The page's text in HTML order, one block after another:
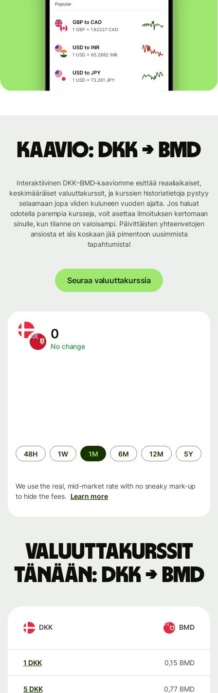
Kaavio: DKK → BMD
Interaktiivinen DKK–BMD-kaaviomme esittää reaaliaikaiset,
keskimääräiset valuuttakurssit, ja kurssien historiatietoja pystyy
selaamaan jopa viiden kuluneen vuoden ajalta. Jos haluat
odotella parempia kursseja, voit asettaa ilmoituksen kertomaan
sinulle, kun tilanne on valoisampi. Päivittäisten yhteenvetojen
ansiosta et siis koskaan jää pimentoon uusimmista
tapahtumista!
Seuraa valuuttakurssia
0
No change
Time
period
48H 1W 1M 6M 12M 5Y
We use the real, mid-market rate with no sneaky mark-up
to hide the fees. Learn more
Valuuttakurssit
tänään: DKK → BMD
DKK BMD
1 DKK 0,15 BMD
5 DKK 0,77 BMD